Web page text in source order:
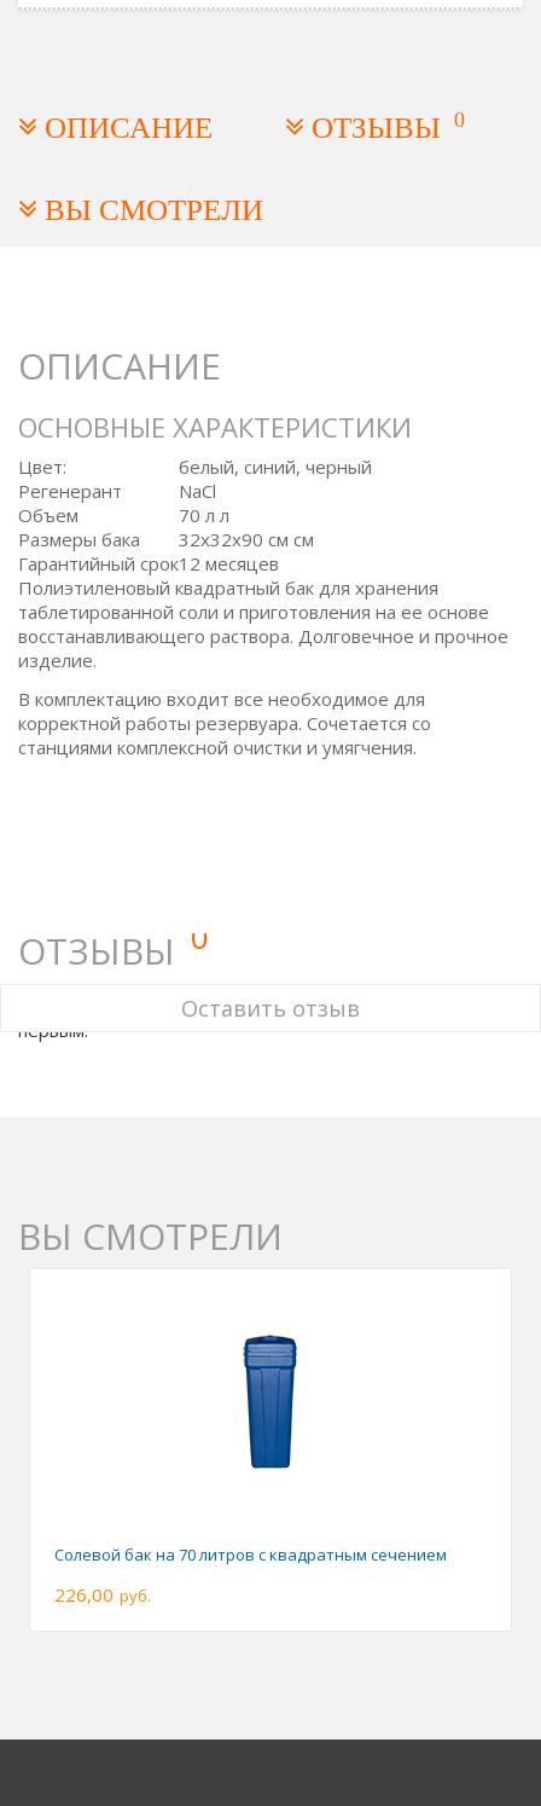
ОПИСАНИЕ ОТЗЫВЫ 0
ВЫ СМОТРЕЛИ
ОПИСАНИЕ
ОСНОВНЫЕ ХАРАКТЕРИСТИКИ
Цвет:
белый, синий, черный
Регенерант
NaCl
Объем
70 л л
Размеры бака
32х32х90 см см
Гарантийный срок12 месяцев
Полиэтиленовый квадратный бак для хранения
таблетированной соли и приготовления на ее основе
восстанавливающего раствора. Долговечное и прочное
изделие.
В комплектацию входит все необходимое для
корректной работы резервуара. Сочетается со
станциями комплексной очистки и умягчения.
ОТЗЫВЫ 0
Оставить отзыв
У этого товара нет ни одного отзыва. Вы можете стать
первым.
ВЫ СМОТРЕЛИ
Солевой бак на 70 литров с квадратным сечением
226,00 руб.